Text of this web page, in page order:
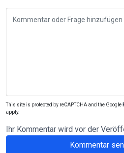
This site is protected by reCAPTCHA and the Google
apply.
Ihr Kommentar wird vor der
Kommentar